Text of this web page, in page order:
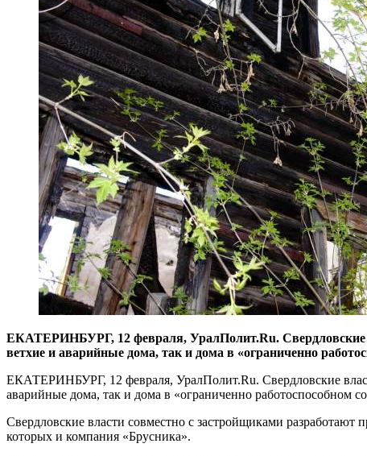
​ЕКАТЕРИНБУРГ, 12 февраля, УралПолит.Ru. Свердловские
ветхие и аварийные дома, так и дома в «ограниченно
ЕКАТЕРИНБУРГ, 12 февраля, УралПолит.Ru. Свердловские
аварийные дома, так и дома в «ограниченно работоспособном
Свердловские власти совместно с застройщиками
которых и компания «Брусника».